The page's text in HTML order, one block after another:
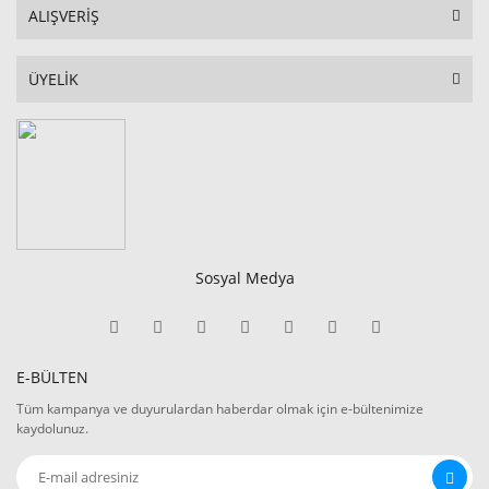
ALIŞVERİŞ
ÜYELİK
Sosyal Medya
E-BÜLTEN
Tüm kampanya ve duyurulardan haberdar olmak için e-bültenimize
kaydolunuz.